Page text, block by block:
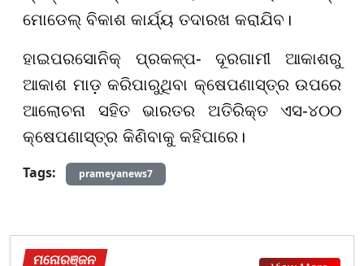
ମୋଡେଲ୍ ବିକାଶ କାର୍ଯ୍ୟ ତଦାରଖ କରାଯିବ।
ହାଇପରସୋନିକ୍ ପ୍ରକଳ୍ପ- ଦୂରଗାମୀ ଆକାଶରୁ
ଆକାଶ ମାଡ଼ କରିପାରୁଥିବା କ୍ଷେପଣାସ୍ତ୍ର ଉପରେ
ଆଲୋଚନା ସହିତ ଭାରତର ଅତିରିକ୍ତ ଏସ-୪୦୦
କ୍ଷେପଣାସ୍ତ୍ର କିଣିବାକୁ କହିପାରେ।
Tags:
prameyanews7
ମନୋରଞ୍ଜନ